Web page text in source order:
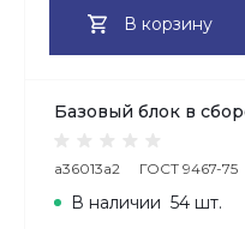
В корзину
Базовый блок в
a36013a2 ГОСТ 9467-75
В наличии 54 шт.